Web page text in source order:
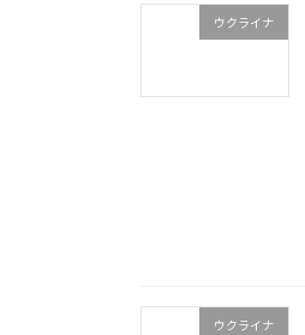
ウクライナ
ウクライナ